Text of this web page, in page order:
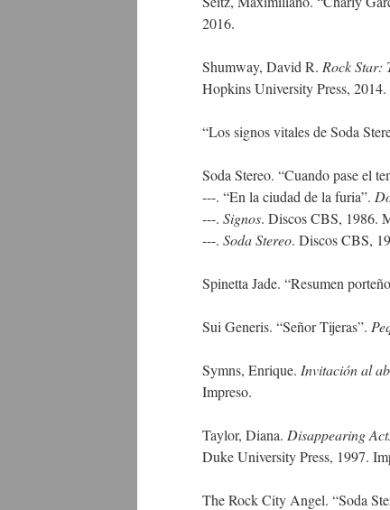
2016.
Shumway, David R. Rock Star:
Hopkins University Press, 2014.
“Los signos vitales de Soda
Soda Stereo. “Cuando pase el
---. “En la ciudad de la furia”.
---. Signos. Discos CBS, 1986.
---. Soda Stereo. Discos CBS,
Spinetta Jade. “Resumen
Sui Generis. “Señor Tijeras”.
Symns, Enrique. Invitación al
Impreso.
Taylor, Diana. Disappearing
Duke University Press, 1997.
The Rock City Angel. “Soda